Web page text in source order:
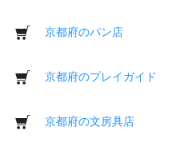
京都府のパン店
京都府のプレイガイド
京都府の文房具店